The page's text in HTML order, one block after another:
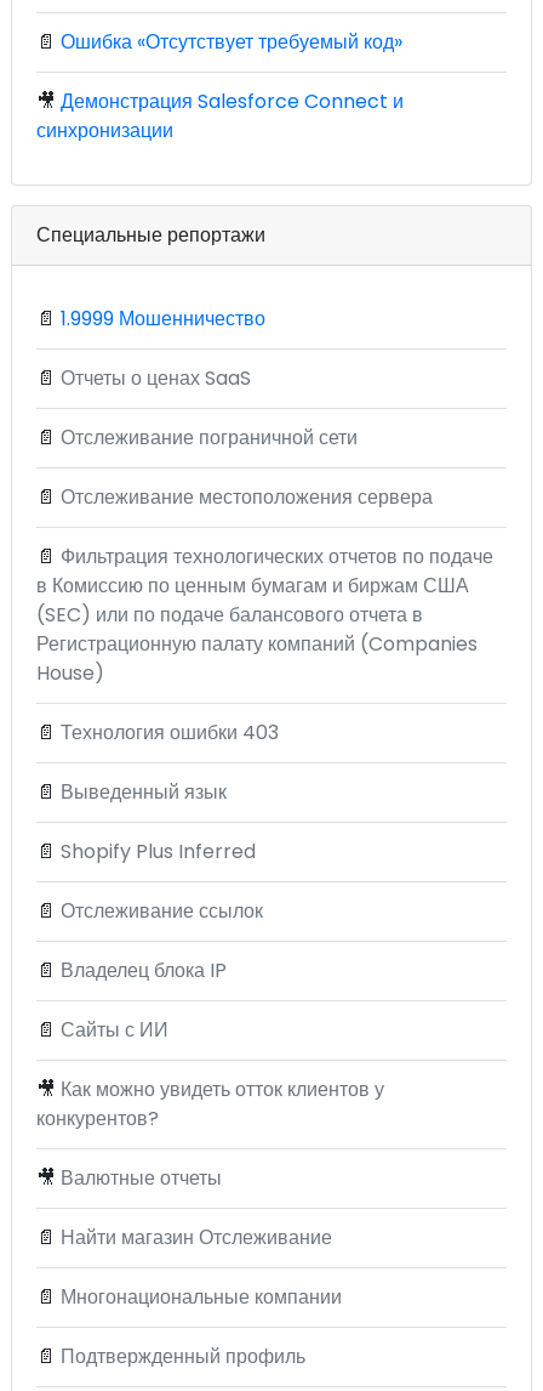
📄 Ошибка «Отсутствует требуемый код»
🎥 Демонстрация Salesforce Connect и
синхронизации
Специальные репортажи
📄 1.9999 Мошенничество
📄 Отчеты о ценах SaaS
📄 Отслеживание пограничной сети
📄 Отслеживание местоположения сервера
📄 Фильтрация технологических отчетов по подаче
в Комиссию по ценным бумагам и биржам США
(SEC) или по подаче балансового отчета в
Регистрационную палату компаний (Companies
House)
📄 Технология ошибки 403
📄 Выведенный язык
📄 Shopify Plus Inferred
📄 Отслеживание ссылок
📄 Владелец блока IP
📄 Сайты с ИИ
🎥 Как можно увидеть отток клиентов у
конкурентов?
🎥 Валютные отчеты
📄 Найти магазин Отслеживание
📄 Многонациональные компании
📄 Подтвержденный профиль